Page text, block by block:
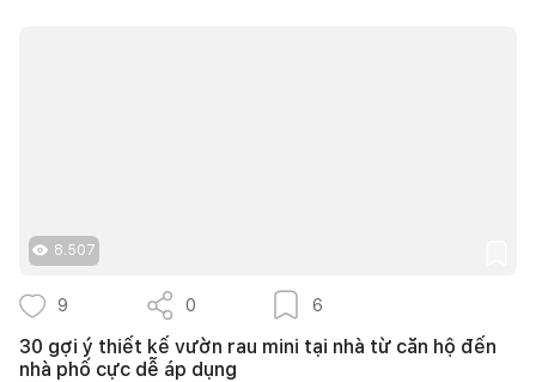
8.507
9 0 6
30 gợi ý thiết kế vườn rau mini tại nhà từ căn hộ đến
nhà phố cực dễ áp dụng